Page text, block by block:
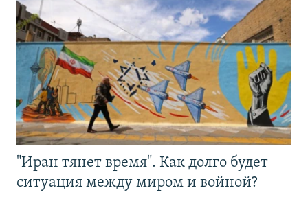
"Иран тянет время". Как долго будет
ситуация между миром и войной?